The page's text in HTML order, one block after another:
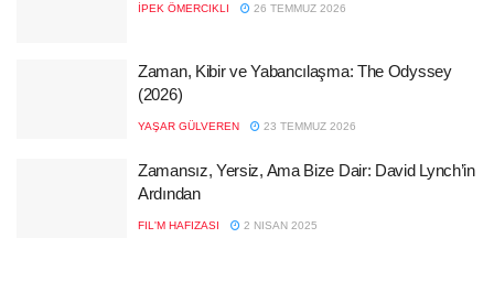
İPEK ÖMERCIKLI 26 TEMMUZ 2026
Zaman, Kibir ve Yabancılaşma: The Odyssey
(2026)
YAŞAR GÜLVEREN 23 TEMMUZ 2026
Zamansız, Yersiz, Ama Bize Dair: David Lynch’in
Ardından
FIL'M HAFIZASI 2 NISAN 2025